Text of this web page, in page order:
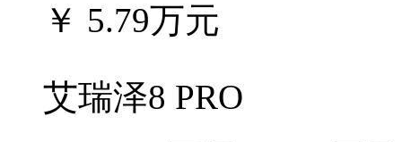
￥ 5.79万元
艾瑞泽8 PRO